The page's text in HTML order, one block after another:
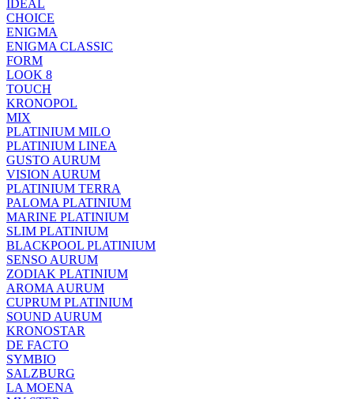
IDEAL
CHOICE
ENIGMA
ENIGMA CLASSIC
FORM
LOOK 8
TOUCH
KRONOPOL
MIX
PLATINIUM MILO
PLATINIUM LINEA
GUSTO AURUM
VISION AURUM
PLATINIUM TERRA
PALOMA PLATINIUM
MARINE PLATINIUM
SLIM PLATINIUM
BLACKPOOL PLATINIUM
SENSO AURUM
ZODIAK PLATINIUM
AROMA AURUM
CUPRUM PLATINIUM
SOUND AURUM
KRONOSTAR
DE FACTO
SYMBIO
SALZBURG
LA MOENA